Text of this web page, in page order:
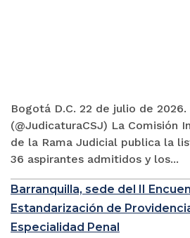
Bogotá D.C. 22 de julio de 2026.
(@JudicaturaCSJ) La Comisión
de la Rama Judicial publica la
36 aspirantes admitidos y los...
Barranquilla, sede del II
Estandarización de
Especialidad Penal